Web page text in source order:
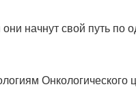
начнут свой путь по
Онкологического